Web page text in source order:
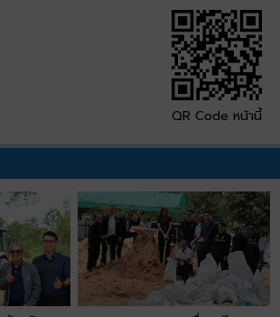
QR Code หน้านี้